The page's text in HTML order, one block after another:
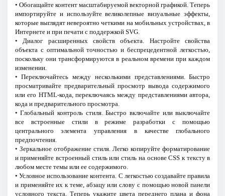
• Обогащайте контент масштабируемой векторной графикой. Теперь
импортируйте и используйте великолепные визуальные эффекты,
которые выглядят невероятно четкими на мобильных устройствах, в
Интернете и при печати с поддержкой SVG.
• Диалог расширенных свойств объекта. Настройте свойства
объекта с оптимальной точностью и беспрецедентной легкостью,
поскольку они трансформируются в реальном времени при каждом
изменении.
• Переключайтесь между несколькими представлениями. Быстро
просматривайте предварительный просмотр вывода содержимого
или его HTML-кода, переключаясь между представлениями автора,
кода и предварительного просмотра.
• Глобальный контроль стиля. Быстро включайте или выключайте
все встроенные стили в режиме разработки с помощью
центрального элемента управления в качестве глобального
предпочтения.
• Зеркальное отображение стиля. Легко копируйте форматирование
и применяйте встроенный стиль или стиль на основе CSS к тексту в
любом месте темы или ее содержимого.
• Условное использование контента. С легкостью создавайте правила
и применяйте их к теме, абзацу или слову с помощью новой панели
условного текста. Теперь укажите цвета переднего плана и фона